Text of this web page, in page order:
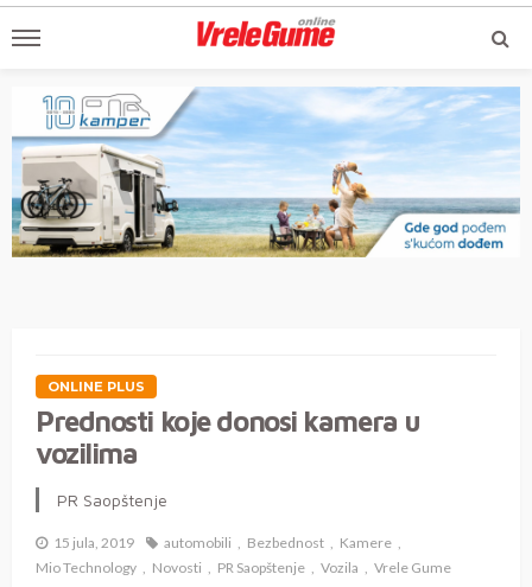
ONLINE PLUS
Prednosti koje donosi kamera u
vozilima
PR Saopštenje
15 jula, 2019 automobili Bezbednost
Kamere
Mio Technology
Novosti PR Saopštenje Vozila Vrele Gume